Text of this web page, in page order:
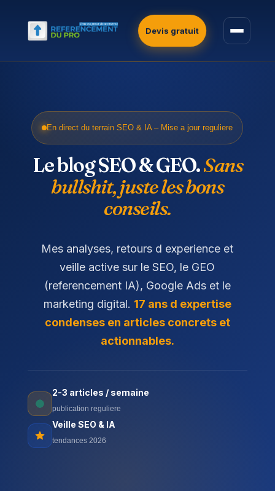
Devis gratuit
En direct du terrain SEO & IA – Mise a jour reguliere
Le blog SEO & GEO.Sans
bullshit, juste les bons
conseils.
Mes analyses, retours d experience et
veille active sur le SEO, le GEO
(referencement IA), Google Ads et le
marketing digital. 17 ans d expertise
condenses en articles concrets et
actionnables.
2-3 articles / semaine
publication reguliere
Veille SEO & IA
tendances 2026